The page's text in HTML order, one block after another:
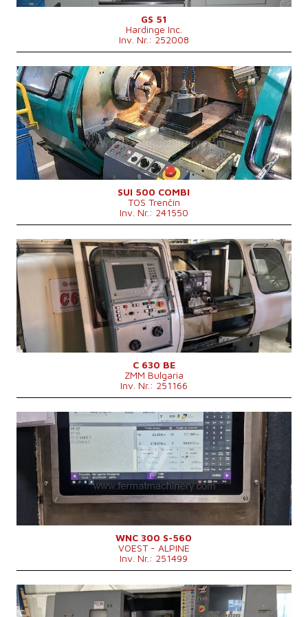
GS 51
Hardinge Inc.
Inv. Nr.: 252008
Baujahr:
1999
Kontrollsystem
ja
Steuerung Siemens
810 D
Drehdurchmesser
500 mm
Drehlänge
1500 mm
Schrägbett
nein
Spindelbohrung
71 mm
Revolverkopf
Drehdurchmesser über Support
290 mm
Maschinenabmessungen L x B x H3550 x 1630 x 1820 mm
3000 kg
SUI 500 COMBI
TOS Trenčín
Inv. Nr.: 241550
Baujahr:
0
Kontrollsystem
ja
Steuerung Heidenhain
Drehdurchmesser
630 mm
Drehlänge
1000 mm
Schrägbett
nein
Spindelbohrung
103 mm
Revolverkopf
ja
Drehdurchmesser über Support430 mm
C 630 BE
ZMM Bulgaria
Inv. Nr.: 251166
Baujahr:
0
Kontrollsystem
ja
Steuerung NCT
Drehlänge
500 mm
Drehdurchmesser über Bett
470 mm
Drehdurchmesser über Support
345 mm
Spindelbohrung
77 mm
Spindeldrehzahl
Revolverkopf
ja
Angetriebene Werkzeuge
ja
Werkzeuganzahl (davon angetriebene)6
37.5 kW
Maschinenabmessungen L x B x H
5060 x 2100 x 2300 mm
Maschinengewicht
3200? kg
WNC 300 S-560
VOEST - ALPINE
Inv. Nr.: 251499
Baujahr:
2009
Kontrollsystem
ja